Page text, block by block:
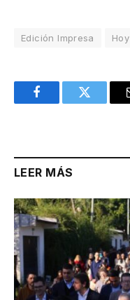
Edición Impresa Hoy
FacebookTwitter
LEER MÁS